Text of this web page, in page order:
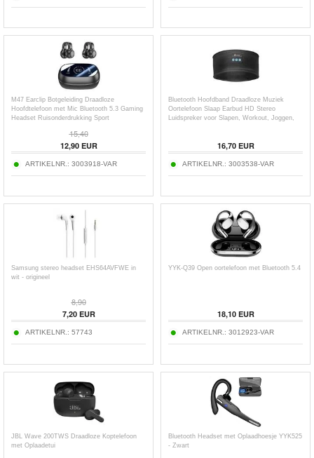
M47 Earclip Botgeleiding Draadloze
Hoofdtelefoon met Mic Bluetooth 5.3 Gaming
Headset Ruisonderdrukking Sport
15,40
12,90EUR
ARTIKELNR.: 3003918-VAR
Bluetooth Hoofdband Draadloze Muziek
Oortelefoon Slaap Earbud HD Stereo
Luidspreker voor Slapen, Workout, Joggen,
16,70EUR
ARTIKELNR.: 3003538-VAR
Samsung stereo headset EHS64AVFWE in
wit - origineel
8,90
7,20EUR
ARTIKELNR.: 57743
YYK-Q39 Open oortelefoon met Bluetooth 5.4
18,10EUR
ARTIKELNR.: 3012923-VAR
JBL Wave 200TWS Draadloze Koptelefoon
met Oplaadetui
Bluetooth Headset met Oplaadhoesje YYK525
- Zwart